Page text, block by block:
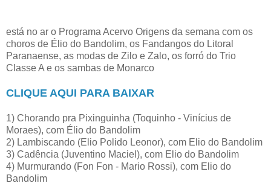
está no ar o Programa Acervo Origens da semana com os
choros de Élio do Bandolim, os Fandangos do Litoral
Paranaense, as modas de Zilo e Zalo, os forró do Trio
Classe A e os sambas de Monarco
CLIQUE AQUI PARA BAIXAR
1) Chorando pra Pixinguinha (Toquinho - Vinícius de
Moraes), com Élio do Bandolim
2) Lambiscando (Elio Polido Leonor), com Elio do Bandolim
3) Cadência (Juventino Maciel), com Elio do Bandolim
4) Murmurando (Fon Fon - Mario Rossi), com Elio do
Bandolim